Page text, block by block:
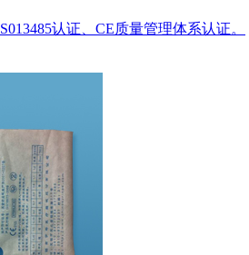
认证、CE质量管理体系认证。